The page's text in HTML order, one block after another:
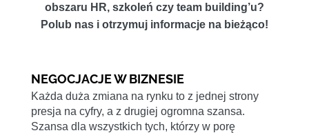
obszaru HR, szkoleń czy team building’u?
Polub nas i otrzymuj informacje na bieżąco!
NEGOCJACJE W BIZNESIE
Każda duża zmiana na rynku to z jednej strony
presja na cyfry, a z drugiej ogromna szansa.
Szansa dla wszystkich tych, którzy w porę